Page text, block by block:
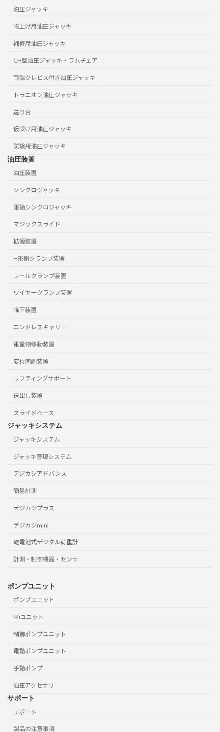
油圧ジャッキ
物上げ用油圧ジャッキ
補修用油圧ジャッキ
CH型油圧ジャッキ・ラムチェア
両端クレビス付き油圧ジャッキ
トラニオン油圧ジャッキ
送り台
仮受け用油圧ジャッキ
試験用油圧ジャッキ
油圧装置
油圧装置
シンクロジャッキ
駆動シンクロジャッキ
マジックスライド
拡幅装置
H形鋼クランプ装置
レールクランプ装置
ワイヤークランプ装置
降下装置
エンドレスキャリー
重量物移動装置
変位同調装置
リフティングサポート
送出し装置
スライドベース
ジャッキシステム
ジャッキシステム
ジャッキ管理システム
デジカジアドバンス
簡易計測
デジカジプラス
デジカジmini
乾電池式デジタル荷重計
計測・制御機器・センサ
ポンプユニット
ポンプユニット
Miユニット
制御ポンプユニット
電動ポンプユニット
手動ポンプ
油圧アクセサリ
サポート
サポート
製品の注意事項